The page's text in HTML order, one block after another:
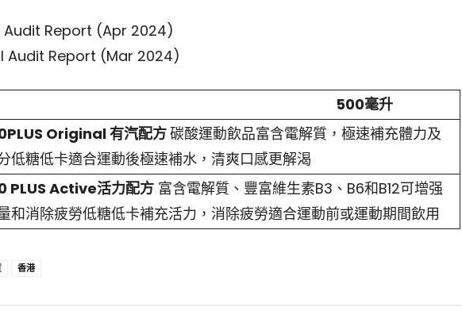
Audit Report (Apr 2024)
Audit Report (Mar 2024)
毫升
PLUS Original有汽配方碳酸運動飲品富含電解質，極速補充體力及
低糖低卡適合運動後極速補水，清爽口感更解渴
PLUS Active活力配方 富含電解質、豐富維生素B3、B6和B12可增强
和消除疲勞低糖低卡補充活力，消除疲勞適合運動前或運動期間飲用
香港